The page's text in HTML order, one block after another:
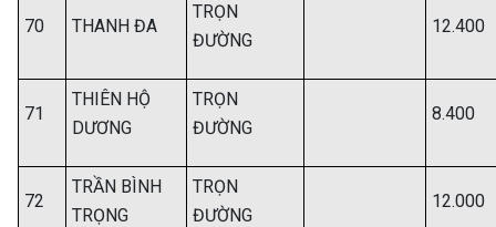
70 THANH ĐA
TRỌN
ĐƯỜNG
12.400
71
THIÊN HỘ
DƯƠNG
TRỌN
ĐƯỜNG
8.400
72
TRẦN BÌNH
TRỌNG
TRỌN
ĐƯỜNG
12.000